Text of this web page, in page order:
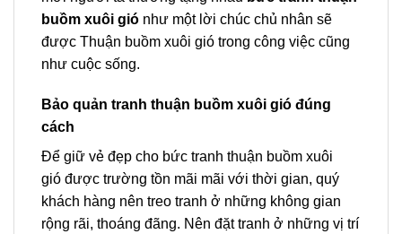
buồm xuôi gió như một lời chúc chủ nhân sẽ
được Thuận buồm xuôi gió trong công việc cũng
như cuộc sống.
Bảo quản tranh thuận buồm xuôi gió đúng
cách
Để giữ vẻ đẹp cho bức tranh thuận buồm xuôi
gió được trường tồn mãi mãi với thời gian, quý
khách hàng nên treo tranh ở những không gian
rộng rãi, thoáng đãng. Nên đặt tranh ở những vị trí